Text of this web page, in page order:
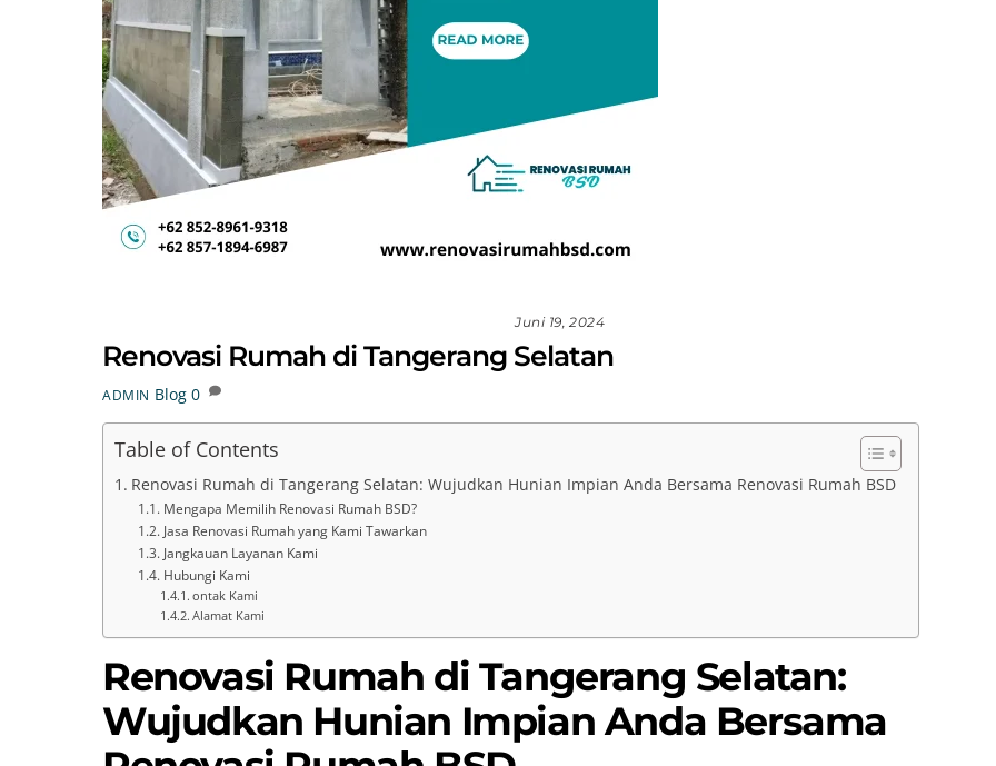
Juni 19, 2024
Renovasi Rumah di Tangerang Selatan
ADMIN Blog 0
Table of Contents
Renovasi Rumah di Tangerang Selatan: Wujudkan Hunian Impian Anda Bersama Renovasi Rumah BSD
Mengapa Memilih Renovasi Rumah BSD?
Jasa Renovasi Rumah yang Kami Tawarkan
Jangkauan Layanan Kami
Hubungi Kami
ontak Kami
Alamat Kami
Renovasi Rumah di Tangerang Selatan:
Wujudkan Hunian Impian Anda Bersama